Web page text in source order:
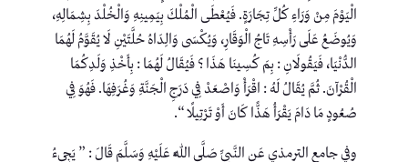
الْيَوْمَ مِنْ وَرَاءِ كُلِّ تِجَارَةٍ. فَيُعْطَى الْمُلْكَ بِيَمِينِهِ وَالْخُلْدَ بِشِمَالِهِ،
وَيُوضَعُ عَلَى رَأْسِهِ تَاجُ الْوَقَارِ، وَيُكْسَى وَالِدَاهُ حُلَّتَيْنِ لَا يُقَوَّمُ لَهُمَا
الدُّنْيَا، فَيَقُولَانِ : بِمَ كُسِينَا هَذَا ؟ فَيُقَالُ لَهُمَا : بِأَخْذِ وَلَدِكُمَا
الْقُرْآنَ. ثُمَّ يُقَالُ لَهُ : اقْرَأْ وَاصْعَدْ فِي دَرَجِ الْجَنَّةِ وَغُرَفِهَا. فَهُوَ فِي
صُعُودٍ مَا دَامَ يَقْرَأُ هَذًّا كَانَ أَوْ تَرْتِيلًا “.
وفي جامع الترمذي عَنِ النَّبِيِّ صَلَّى اللَّهُ عَلَيْهِ وَسَلَّمَ قَالَ : ” يَجِيءُ